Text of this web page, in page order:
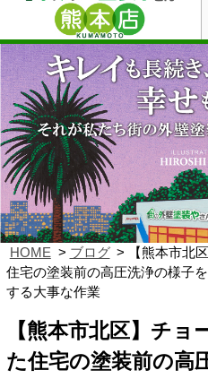
HOME ブログ
【熊本市北
住宅の塗装前の高圧洗浄の様子
する大事な作業
【熊本市北区】チ
た住宅の塗装前の高